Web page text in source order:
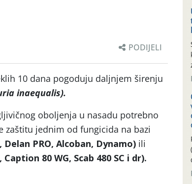
PODIJELI
10 dana pogoduju daljnjem širenju
inaequalis).
oboljenja u nasadu potrebno
jednim od fungicida na bazi
Delan PRO, Alcoban, Dynamo) ili
80 WG, Scab 480 SC i dr).